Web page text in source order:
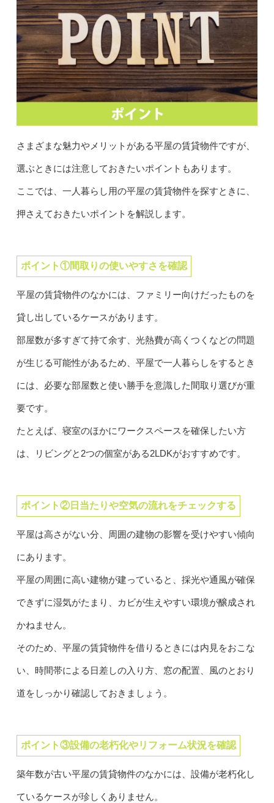
さまざまな魅力やメリットがある平屋の賃貸物件ですが、
選ぶときには注意しておきたいポイントもあります。
ここでは、一人暮らし用の平屋の賃貸物件を探すときに、
押さえておきたいポイントを解説します。
ポイント①間取りの使いやすさを確認
平屋の賃貸物件のなかには、ファミリー向けだったものを
貸し出しているケースがあります。
部屋数が多すぎて持て余す、光熱費が高くつくなどの問題
が生じる可能性があるため、平屋で一人暮らしをするとき
には、必要な部屋数と使い勝手を意識した間取り選びが重
要です。
たとえば、寝室のほかにワークスペースを確保したい方
は、リビングと2つの個室がある2LDKがおすすめです。
ポイント②日当たりや空気の流れをチェックする
平屋は高さがない分、周囲の建物の影響を受けやすい傾向
にあります。
平屋の周囲に高い建物が建っていると、採光や通風が確保
できずに湿気がたまり、カビが生えやすい環境が醸成され
かねません。
そのため、平屋の賃貸物件を借りるときには内見をおこな
い、時間帯による日差しの入り方、窓の配置、風のとおり
道をしっかり確認しておきましょう。
ポイント③設備の老朽化やリフォーム状況を確認
築年数が古い平屋の賃貸物件のなかには、設備が老朽化し
ているケースが珍しくありません。